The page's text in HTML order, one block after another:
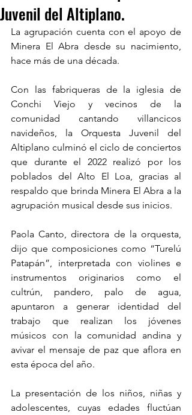
Juvenil del Altiplano.
La agrupación cuenta con el apoyo de
Minera El Abra desde su nacimiento,
hace más de una década.
Con las fabriqueras de la iglesia de
Conchi Viejo y vecinos de la
comunidad cantando villancicos
navideños, la Orquesta Juvenil del
Altiplano culminó el ciclo de conciertos
que durante el 2022 realizó por los
poblados del Alto El Loa, gracias al
respaldo que brinda Minera El Abra a la
agrupación musical desde sus inicios.
Paola Canto, directora de la orquesta,
dijo que composiciones como “Turelú
Patapán”, interpretada con violines e
instrumentos originarios como el
cultrún, pandero, palo de agua,
apuntaron a generar identidad del
trabajo que realizan los jóvenes
músicos con la comunidad andina y
avivar el mensaje de paz que aflora en
esta época del año.
La presentación de los niños, niñas y
adolescentes, cuyas edades fluctúan